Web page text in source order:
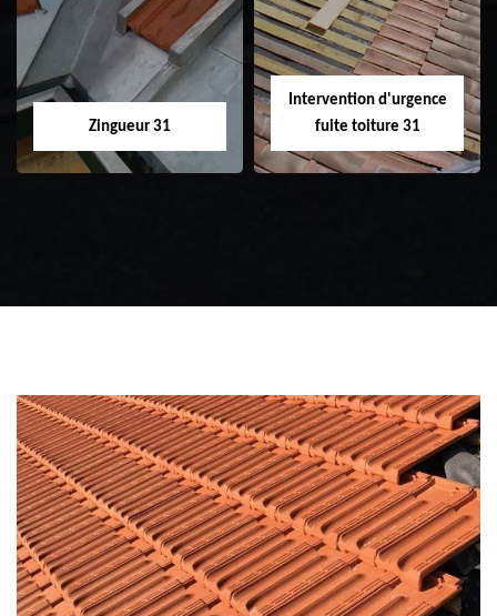
31
toiture 31
Zingueur 31
Intervention d'urgence
fuite toiture 31